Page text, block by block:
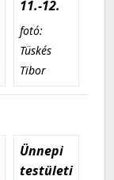
11.-12.
fotó:
Tüskés
Tibor
Ünnepi
testületi